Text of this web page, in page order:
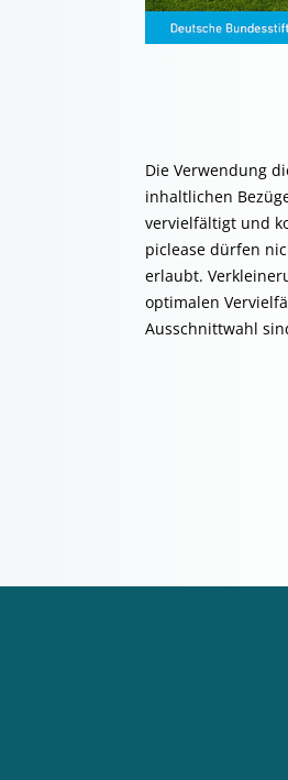
Die Verwendung
inhaltlichen
vervielfältigt und
piclease dürfen
erlaubt.
optimalen
Ausschnittwahl